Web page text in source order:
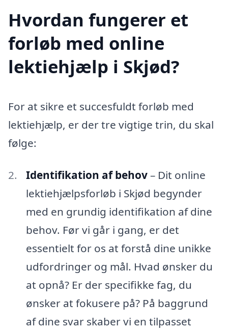
Hvordan fungerer et
forløb med online
lektiehjælp i Skjød?
For at sikre et succesfuldt forløb med
lektiehjælp, er der tre vigtige trin, du skal
følge:
Identifikation af behov– Dit online
lektiehjælpsforløb i Skjød begynder
med en grundig identifikation af dine
behov. Før vi går i gang, er det
essentielt for os at forstå dine unikke
udfordringer og mål. Hvad ønsker du
at opnå? Er der specifikke fag, du
ønsker at fokusere på? På baggrund
af dine svar skaber vi en tilpasset